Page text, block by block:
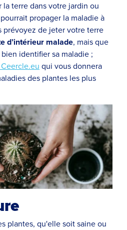
terre dans votre jardin ou
propager la maladie à
prévoyez de jeter votre terre
d’intérieur malade, mais que
identifier sa maladie ;
qui vous donnera
des plantes les plus
plantes, qu'elle soit saine ou